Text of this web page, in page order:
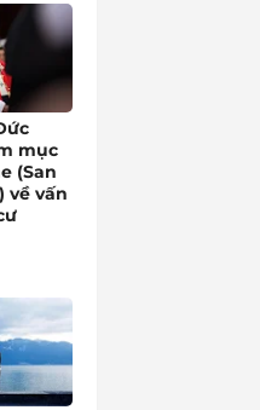
mục
(San
về vấn